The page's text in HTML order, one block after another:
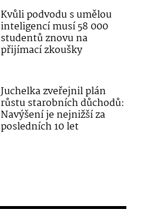
Kvůli podvodu s umělou
inteligencí musí 58 000
studentů znovu na
přijímací zkoušky
Juchelka zveřejnil plán
růstu starobních důchodů:
Navýšení je nejnižší za
posledních 10 let